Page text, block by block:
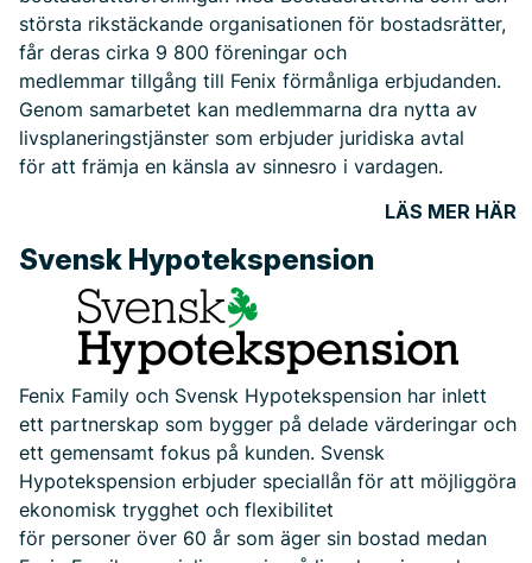
största rikstäckande organisationen för bostadsrätter,
får deras cirka 9 800 föreningar och
medlemmar tillgång till Fenix förmånliga erbjudanden.
Genom samarbetet kan medlemmarna dra nytta av
livsplaneringstjänster som erbjuder juridiska avtal
för att främja en känsla av sinnesro i vardagen.
LÄS MER HÄR
Svensk Hypotekspension
Fenix Family och Svensk Hypotekspension har inlett
ett partnerskap som bygger på delade värderingar och
ett gemensamt fokus på kunden. Svensk
Hypotekspension erbjuder speciallån för att möjliggöra
ekonomisk trygghet och flexibilitet
för personer över 60 år som äger sin bostad medan